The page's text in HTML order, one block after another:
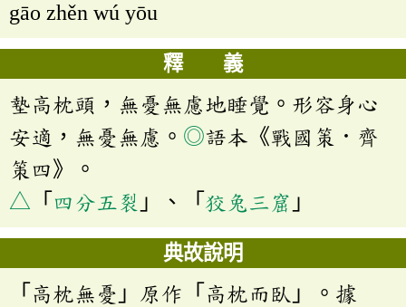
gāo zhěn wú yōu
釋 義
墊高枕頭，無憂無慮地睡覺。形容身心
安適，無憂無慮。 ◎語本《戰國策．齊
策四》。
△ 「 四分五裂 」、「 狡兔三窟 」
典故說明
「高枕無憂」原作「高枕而臥」。據